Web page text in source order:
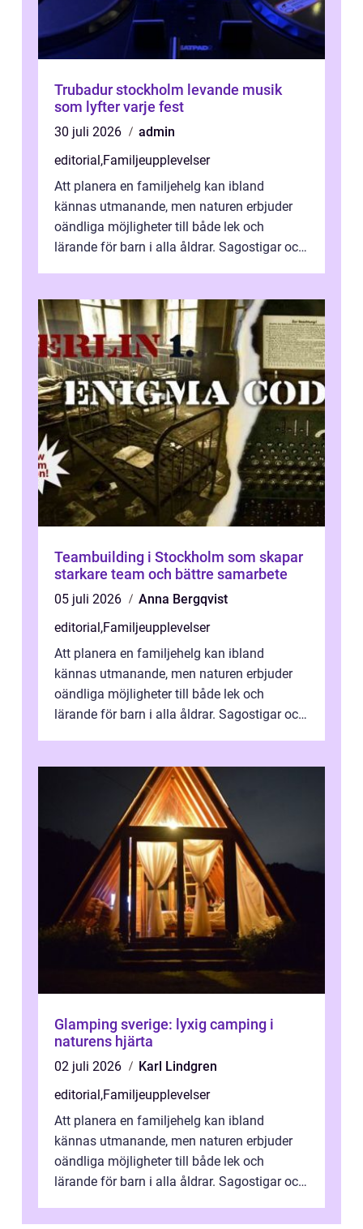
Trubadur stockholm levande musik
som lyfter varje fest
30 juli 2026
admin
editorial,Familjeupplevelser
Att planera en familjehelg kan ibland
kännas utmanande, men naturen erbjuder
oändliga möjligheter till både lek och
lärande för barn i alla åldrar. Sagostigar och
Teambuilding i Stockholm som skapar
starkare team och bättre samarbete
05 juli 2026
Anna Bergqvist
editorial,Familjeupplevelser
Att planera en familjehelg kan ibland
kännas utmanande, men naturen erbjuder
oändliga möjligheter till både lek och
lärande för barn i alla åldrar. Sagostigar och
Glamping sverige: lyxig camping i
naturens hjärta
02 juli 2026
Karl Lindgren
editorial,Familjeupplevelser
Att planera en familjehelg kan ibland
kännas utmanande, men naturen erbjuder
oändliga möjligheter till både lek och
lärande för barn i alla åldrar. Sagostigar och